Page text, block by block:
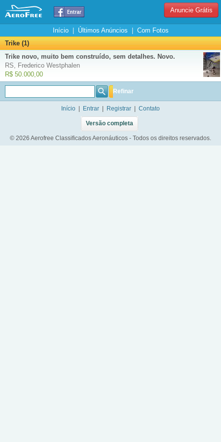
Anuncie Grátis
Início| Últimos Anúncios
Com Fotos
Trike (1)
Trike novo, muito bem construído, sem detalhes. Novo.
RS, Frederico Westphalen
R$ 50.000,00
Refinar
Início Entrar Registrar Contato
Versão completa
© 2026 Aerofree Classificados Aeronáuticos - Todos os direitos reservados.